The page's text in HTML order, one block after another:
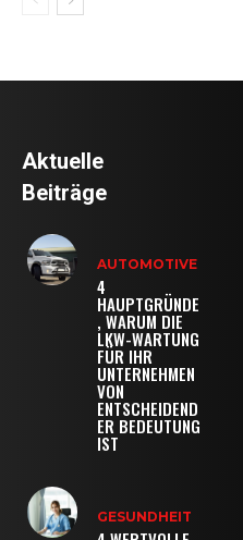
Aktuelle
Beiträge
AUTOMOTIVE
4
HAUPTGRÜNDE
, WARUM DIE
LKW-WARTUNG
FÜR IHR
UNTERNEHMEN
VON
ENTSCHEIDEND
ER BEDEUTUNG
IST
GESUNDHEIT